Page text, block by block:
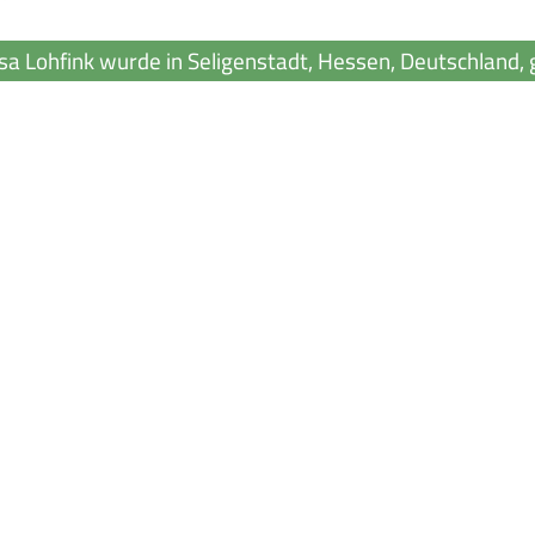
Lohfink wurde in Seligenstadt, Hessen, Deutschland,